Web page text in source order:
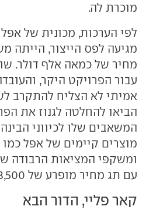
מוכרת לה.
לפי הערכות, מכונית של
מגיעה לפס הייצור, הייתה
מחיר של כמאה אלף דולר.
עבור הפרויקט היקר,
אמיתי לא הצליח להתקרב
הביאו להחלטה לגנוז את
המשאבים שלו לכיווני
מוצרים קיימים של אפל כמו
ומשקפי המציאות הרבודה
עם תג מחיר מופרע של 3,500 דולר.
קאר פליי, הדור הבא